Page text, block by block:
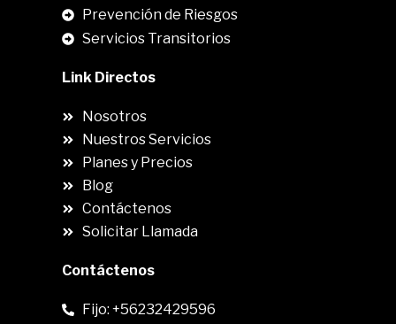
Prevención de Riesgos
Servicios Transitorios
Link Directos
Nosotros
Nuestros Servicios
Planes y Precios
Blog
Contáctenos
Solicitar Llamada
Contáctenos
Fijo: +56232429596